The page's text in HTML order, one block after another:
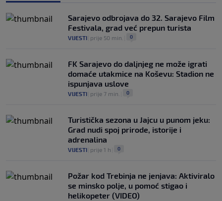
Sarajevo odbrojava do 32. Sarajevo Film
Festivala, grad već prepun turista
VIJESTI prije 50 min. 0
FK Sarajevo do daljnjeg ne može igrati
domaće utakmice na Koševu: Stadion ne
ispunjava uslove
VIJESTI prije 7 min. 0
Turistička sezona u Jajcu u punom jeku:
Grad nudi spoj prirode, istorije i
adrenalina
VIJESTI prije 1 h 0
Požar kod Trebinja ne jenjava: Aktiviralo
se minsko polje, u pomoć stigao i
helikopeter (VIDEO)